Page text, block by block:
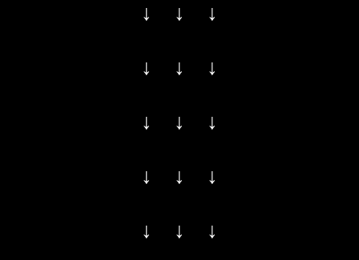
↓ ↓ ↓
↓ ↓ ↓
↓ ↓ ↓
↓ ↓ ↓
↓ ↓ ↓